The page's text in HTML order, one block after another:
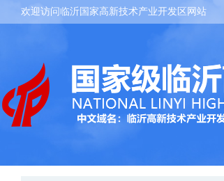
欢迎访问临沂国家高新技术产业开发区网站